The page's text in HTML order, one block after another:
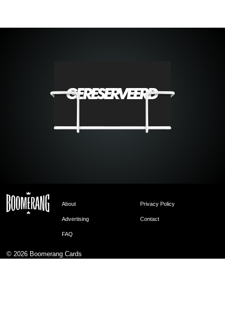
About Privacy Policy
Advertising Contact
FAQ
© 2026 Boomerang Cards